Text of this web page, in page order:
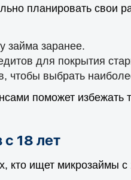
планировать свои
займа заранее.
для покрытия
чтобы выбрать
поможет избежать
18 лет
кто ищет микрозаймы